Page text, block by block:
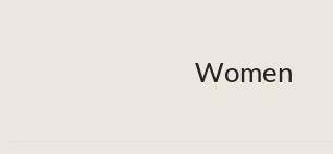
Women